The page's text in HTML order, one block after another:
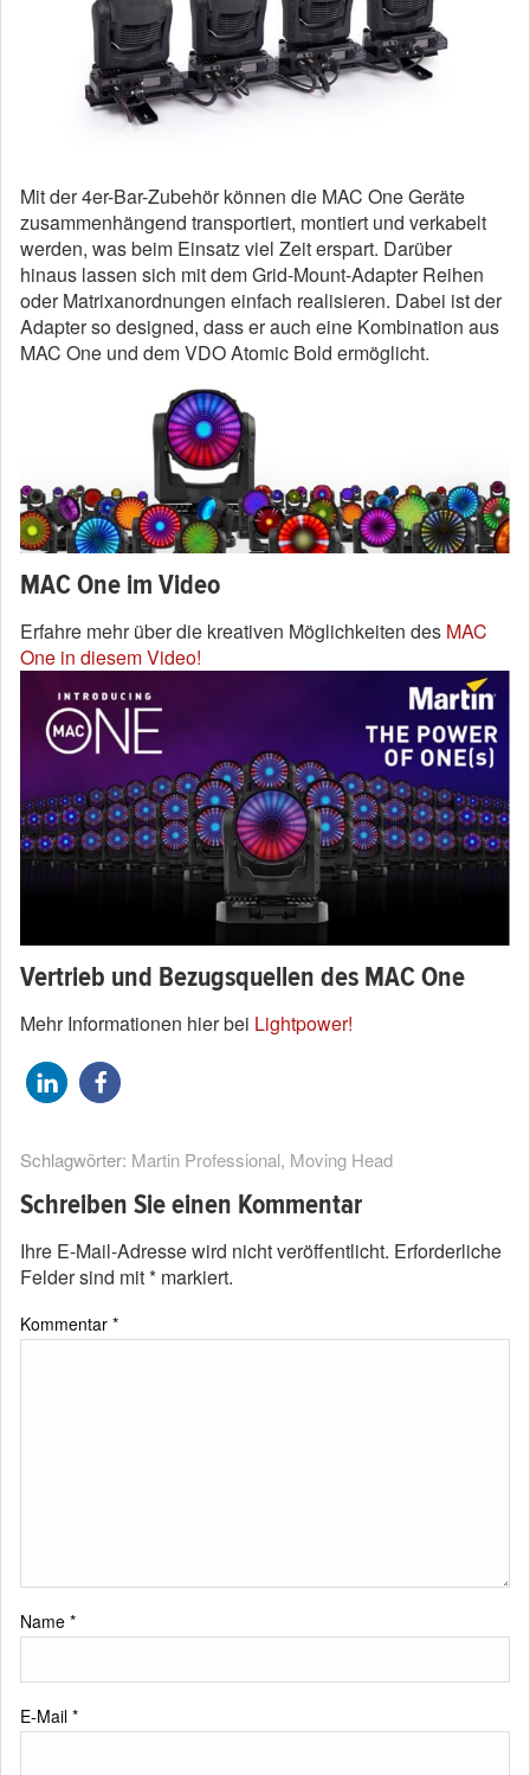
Mit der 4er-Bar-Zubehör können die MAC One Geräte
zusammenhängend transportiert, montiert und verkabelt
werden, was beim Einsatz viel Zeit erspart. Darüber
hinaus lassen sich mit dem Grid-Mount-Adapter Reihen
oder Matrixanordnungen einfach realisieren. Dabei ist der
Adapter so designed, dass er auch eine Kombination aus
MAC One und dem VDO Atomic Bold ermöglicht.
MAC One im Video
Erfahre mehr über die kreativen Möglichkeiten des MAC
One in diesem Video!
Vertrieb und Bezugsquellen des MAC One
Mehr Informationen hier bei Lightpower!
Schlagwörter: Martin Professional, Moving Head
Schreiben Sie einen Kommentar
Ihre E-Mail-Adresse wird nicht veröffentlicht. Erforderliche
Felder sind mit* markiert.
Kommentar *
Name *
E-Mail *